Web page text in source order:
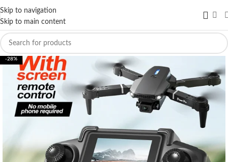
Skip to navigation
Skip to main content
-28%